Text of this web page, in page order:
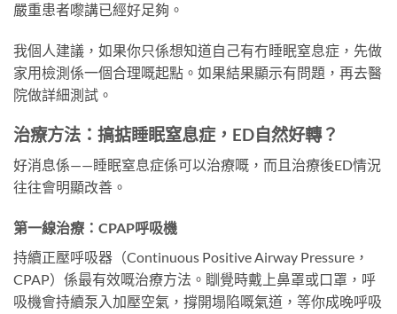
嚴重患者嚟講已經好足夠。
我個人建議，如果你只係想知道自己有冇睡眠窒息症，先做
家用檢測係一個合理嘅起點。如果結果顯示有問題，再去醫
院做詳細測試。
治療方法：搞掂睡眠窒息症，ED自然好轉？
好消息係——睡眠窒息症係可以治療嘅，而且治療後ED情況
往往會明顯改善。
第一線治療：CPAP呼吸機
持續正壓呼吸器（Continuous Positive Airway Pressure，
CPAP）係最有效嘅治療方法。瞓覺時戴上鼻罩或口罩，呼
吸機會持續泵入加壓空氣，撐開塌陷嘅氣道，等你成晚呼吸